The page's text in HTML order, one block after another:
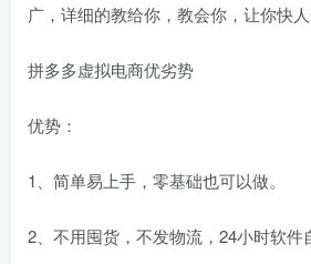
广，详细的教给你，教会你，让你快人
拼多多虚拟电商优劣势
优势：
1、简单易上手，零基础也可以做。
2、不用囤货，不发物流，24小时软件